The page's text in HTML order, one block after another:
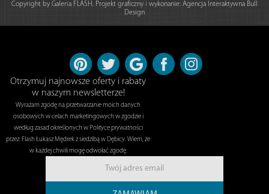
Copyright by Galeria FLASH. Projekt graficzny i wykonanie: Agencja Interaktywna Bull
Design
Otrzymuj najnowsze oferty i rabaty
w naszym newsletterze!
Wyrażam zgodę na przetwarzanie moich danych
osobowych w celach marketingowych w zgodzie i
według zasad określonych w Polityce prywatności
przez: Flash Łukasz Mędrek z siedzibą w Dębicy. Wiem, że
w każdej chwili mogę odwołać zgodę.